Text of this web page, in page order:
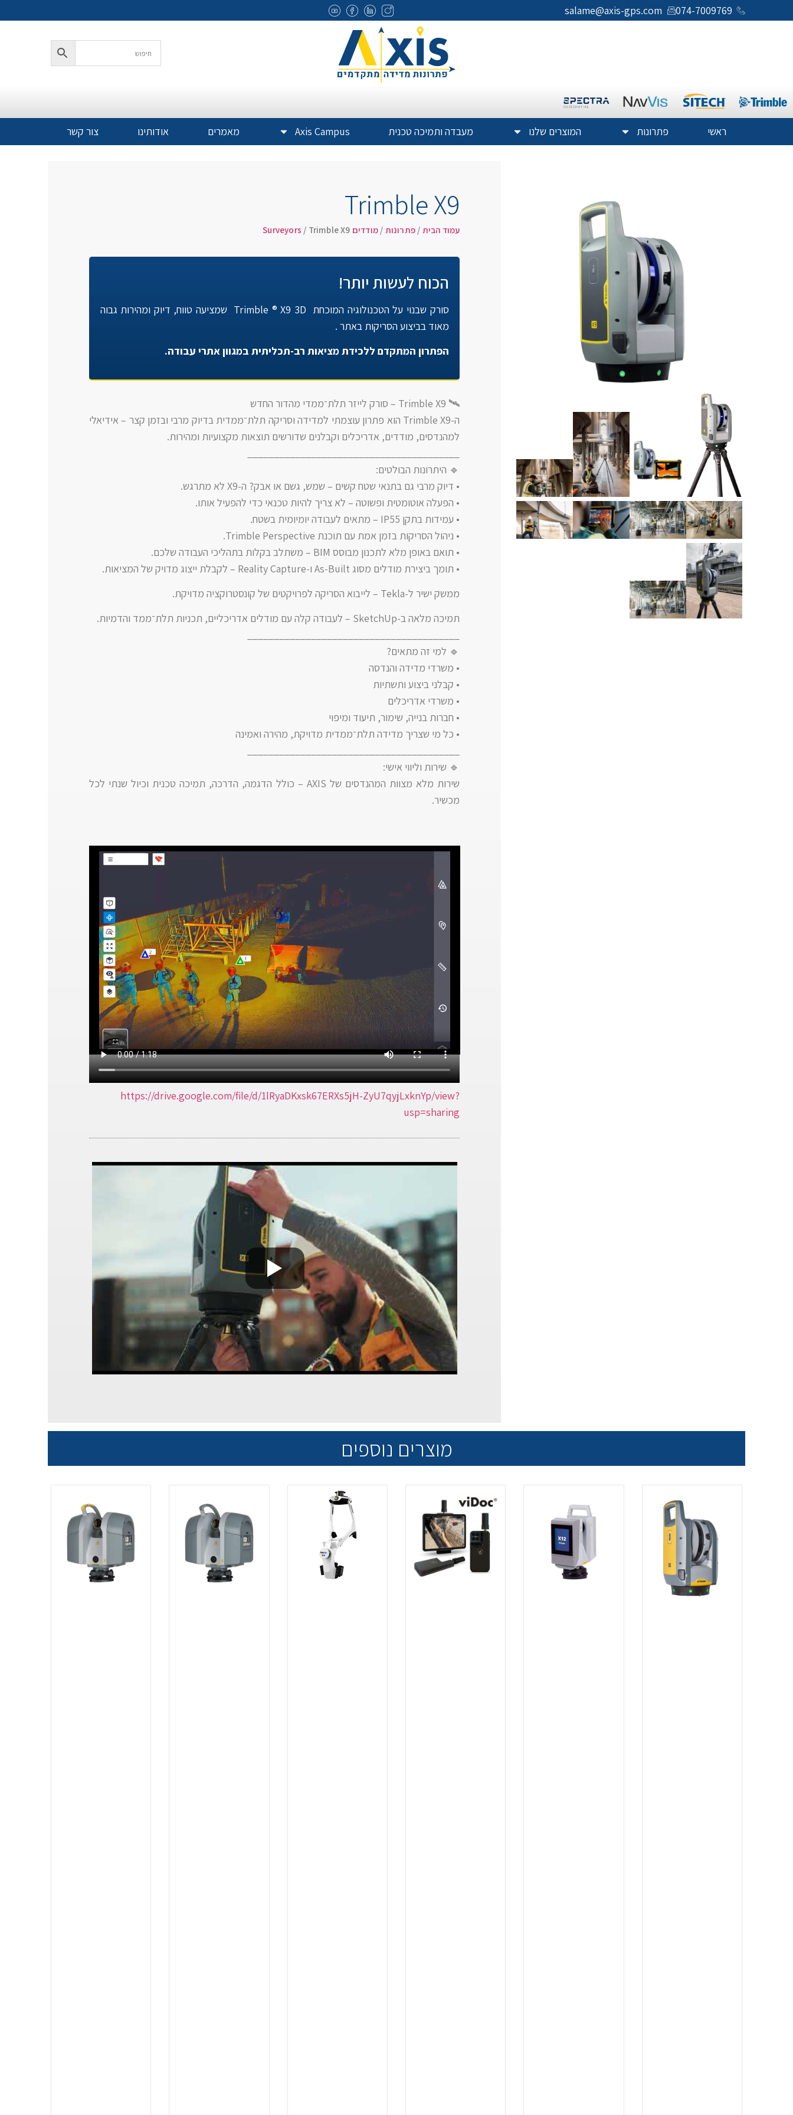
074-7009769
salame@axis-gps.com
ראשי פתרונות המוצרים שלנו מעבדה ותמיכה טכנית Axis Campus מאמרים אודותינו צור קשר
Trimble X9
עמוד הבית / פתרונות /מודדים Surveyors / Trimble X9
הכוח לעשות יותר!
סורק שבנוי על הטכנולוגיה המוכחת Trimble ® X9 3D שמציעה טווח, דיוק ומהירות גבוה
מאוד בביצוע הסריקות באתר .
הפתרון המתקדם ללכידת מציאות רב-תכליתית במגוון אתרי עבודה.
🛰️ Trimble X9 – סורק לייזר תלת־ממדי מהדור החדש
ה-Trimble X9 הוא פתרון עוצמתי למדידה וסריקה תלת־ממדית בדיוק מרבי ובזמן קצר – אידיאלי
למהנדסים, מודדים, אדריכלים וקבלנים שדורשים תוצאות מקצועיות ומהירות.
🔹 היתרונות הבולטים:
• דיוק מרבי גם בתנאי שטח קשים – שמש, גשם או אבק? ה-X9 לא מתרגש.
• הפעלה אוטומטית ופשוטה – לא צריך להיות טכנאי כדי להפעיל אותו.
• עמידות בתקן IP55 – מתאים לעבודה יומיומית בשטח.
• ניהול הסריקות בזמן אמת עם תוכנת Trimble Perspective.
• תואם באופן מלא לתכנון מבוסס BIM – משתלב בקלות בתהליכי העבודה שלכם.
• תומך ביצירת מודלים מסוג As-Built ו-Reality Capture – לקבלת ייצוג מדויק של המציאות.
ממשק ישיר ל-Tekla – לייבוא הסריקה לפרויקטים של קונסטרוקציה מדויקת.
תמיכה מלאה ב-SketchUp – לעבודה קלה עם מודלים אדריכליים, תכניות תלת־ממד והדמיות.
🔹 למי זה מתאים?
• משרדי מדידה והנדסה
• קבלני ביצוע ותשתיות
• משרדי אדריכלים
• חברות בנייה, שימור, תיעוד ומיפוי
• כל מי שצריך מדידה תלת־ממדית מדויקת, מהירה ואמינה
🔹 שירות וליווי אישי:
שירות מלא מצוות המהנדסים של AXIS – כולל הדגמה, הדרכה, תמיכה טכנית וכיול שנתי לכל
מכשיר.
https://drive.google.com/file/d/1lRyaDKxsk67ERXs5jH-ZyU7qyjLxknYp/view?
usp=sharing
מוצרים נוספים